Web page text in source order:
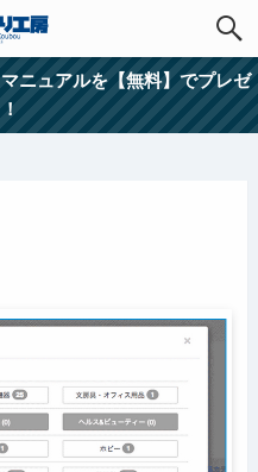
ニュアルを【無料】でプレゼ